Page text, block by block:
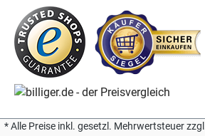
* Alle Preise inkl. gesetzl. Mehrwertsteuer